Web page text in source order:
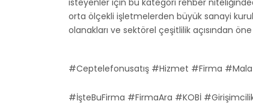
isteyenler için bu kategori rehber
orta ölçekli işletmelerden büyük sanayi
olanakları ve sektörel çeşitlilik açısından
#Ceptelefonusatış #Hizmet #Firma
#İşteBuFirma #FirmaAra #KOBİ